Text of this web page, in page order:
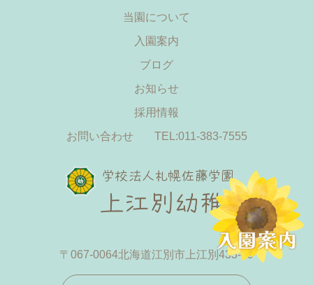
当園について
入園案内
ブログ
お知らせ
採用情報
お問い合わせ
TEL:011-383-7555
〒067-0064北海道江別市上江別433-19